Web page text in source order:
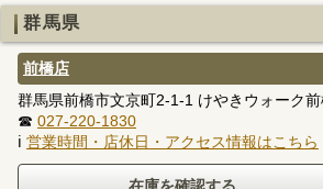
群馬県
前橋店
群馬県前橋市文京町2-1-1 けやきウォーク
☎ 027-220-1830
ℹ 営業時間・店休日・アクセス情報はこちら